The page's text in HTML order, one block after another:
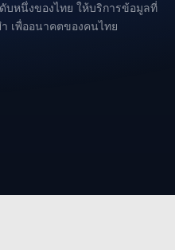
บหนึ่งของไทย ให้บริการข้อมูลที่
เพื่ออนาคตของคนไทย